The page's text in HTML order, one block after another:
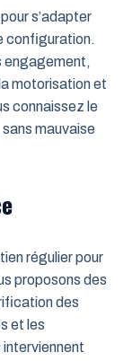
s’adapter
configuration.
engagement,
motorisation et
connaissez le
mauvaise
régulier pour
proposons des
des
et les